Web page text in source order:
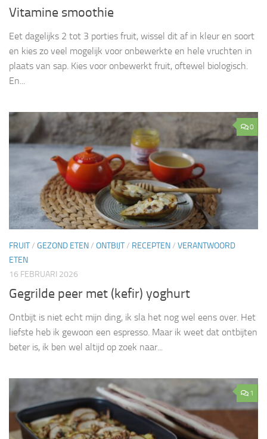
Vitamine smoothie
Eet dagelijks 2 tot 3 porties fruit, wissel dit af in kleur en soort
en kies zo veel mogelijk voor onbewerkte en hele vruchten in
plaats van sap. Kies voor onbewerkt fruit, oftewel biologisch.
En...
0
FRUIT/ GEZOND ETEN/ ONTBIJT/ RECEPTEN/ VERANTWOORD
ETEN
16 FEBRUARI 2026
Gegrilde peer met (kefir) yoghurt
Ontbijt is niet echt mijn ding, ik sla het nog wel eens over. Het
liefste heb ik gewoon een espresso. Maar ik weet dat ontbijten
beter is, ik ben wel altijd op zoek naar...
1